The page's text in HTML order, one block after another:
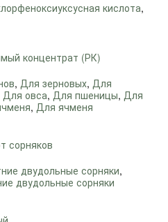
кислота,
концентрат (РК)
, Для зерновых, Для
Для овса, Для пшеницы, Для
, Для ячменя
сорняков
двудольные сорняки,
двудольные сорняки